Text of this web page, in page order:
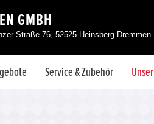
GMBH
Straße 76, 52525 Heinsberg-Dremmen
Service & Zubehör